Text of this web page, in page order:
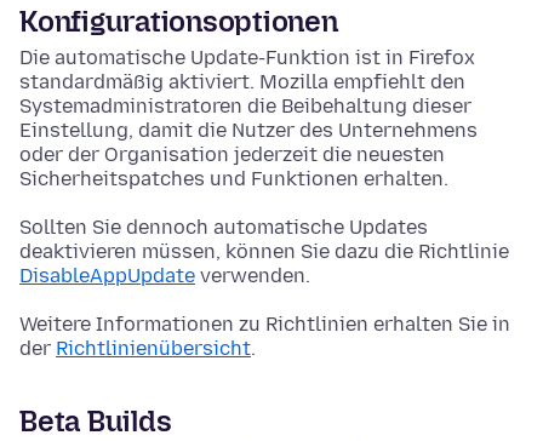
Konfigurationsoptionen
Die automatische Update-Funktion ist in Firefox
standardmäßig aktiviert. Mozilla empfiehlt den
Systemadministratoren die Beibehaltung dieser
Einstellung, damit die Nutzer des Unternehmens
oder der Organisation jederzeit die neuesten
Sicherheitspatches und Funktionen erhalten.
Sollten Sie dennoch automatische Updates
deaktivieren müssen, können Sie dazu die Richtlinie
DisableAppUpdate verwenden.
Weitere Informationen zu Richtlinien erhalten Sie in
der Richtlinienübersicht.
Beta Builds